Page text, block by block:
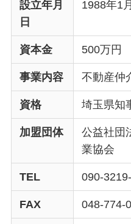
設立年月
日
1988年1
資本金 500万円
事業内容 不動産仲
資格 埼玉県知
加盟団体
公益社団
業協会
TEL 090-
FAX 048-774-